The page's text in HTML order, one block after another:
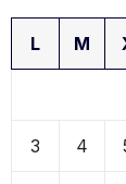
L M
3 4